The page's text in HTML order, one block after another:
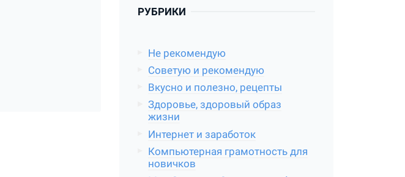
РУБРИКИ
Не рекомендую
Советую и рекомендую
Вкусно и полезно, рецепты
Здоровье, здоровый образ
жизни
Интернет и заработок
Компьютерная грамотность для
новичков